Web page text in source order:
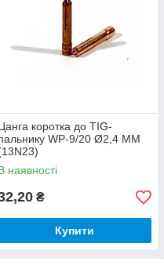
коротка до TIG-
WP-9/20 Ø2,4 ММ
наявності
₴
Купити